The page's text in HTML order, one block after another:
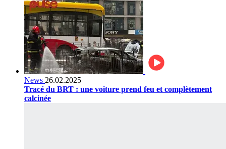
News 26.02.2025
Tracé du BRT : une voiture prend feu et complètement
calcinée